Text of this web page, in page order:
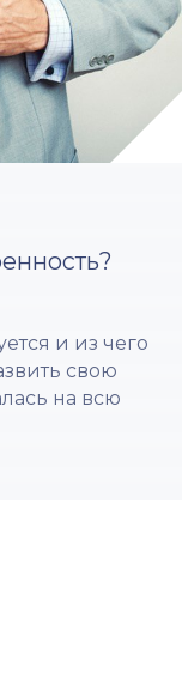
и из чего
свою
на всю